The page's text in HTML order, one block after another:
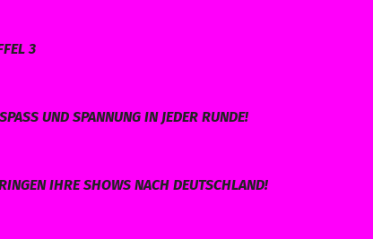
3
UND SPANNUNG IN JEDER RUNDE!
IHRE SHOWS NACH DEUTSCHLAND!